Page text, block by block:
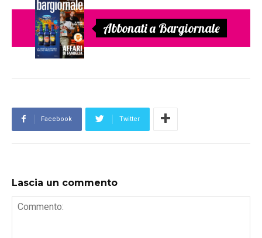
Abbonati a Bargiornale
Facebook Twitter
Lascia un commento